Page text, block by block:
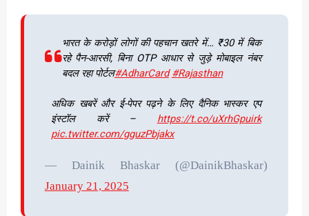
भारत के करोड़ों लोगों की पहचान खतरे में… ₹30 में बिक
रहे पैन-आरसी, बिना OTP आधार से जुड़े मोबाइल नंबर
बदल रहा पोर्टल#AdharCard #Rajasthan
अधिक खबरें और ई-पेपर पढ़ने के लिए दैनिक भास्कर एप
इंस्टॉल करें – https://t.co/uXrhGpuirk
pic.twitter.com/gguzPbjakx
— Dainik Bhaskar (@DainikBhaskar)
January 21, 2025